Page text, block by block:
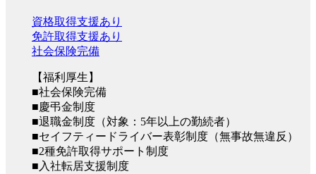
資格取得支援あり
免許取得支援あり
社会保険完備
【福利厚生】
■社会保険完備
■慶弔金制度
■退職金制度（対象：5年以上の勤続者）
■セイフティードライバー表彰制度（無事故無違反）
■2種免許取得サポート制度
■入社転居支援制度